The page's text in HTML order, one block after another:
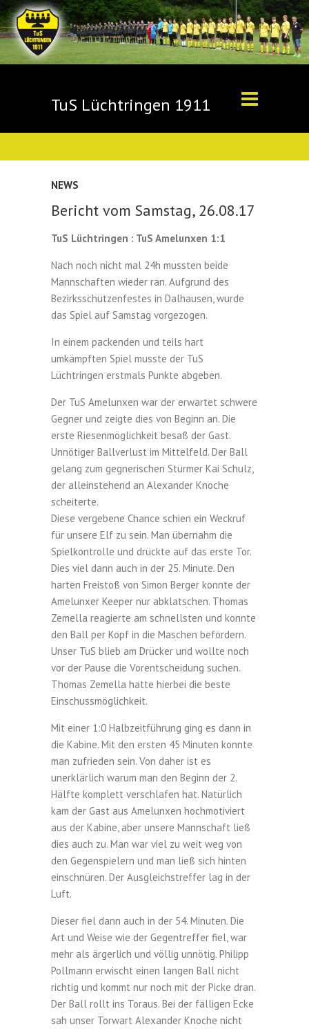
TuS Lüchtringen 1911
NEWS
Bericht vom Samstag, 26.08.17
TuS Lüchtringen : TuS Amelunxen 1:1
Nach noch nicht mal 24h mussten beide
Mannschaften wieder ran. Aufgrund des
Bezirksschützenfestes in Dalhausen, wurde
das Spiel auf Samstag vorgezogen.
In einem packenden und teils hart
umkämpften Spiel musste der TuS
Lüchtringen erstmals Punkte abgeben.
Der TuS Amelunxen war der erwartet schwere
Gegner und zeigte dies von Beginn an. Die
erste Riesenmöglichkeit besaß der Gast.
Unnötiger Ballverlust im Mittelfeld. Der Ball
gelang zum gegnerischen Stürmer Kai Schulz,
der alleinstehend an Alexander Knoche
scheiterte.
Diese vergebene Chance schien ein Weckruf
für unsere Elf zu sein. Man übernahm die
Spielkontrolle und drückte auf das erste Tor.
Dies viel dann auch in der 25. Minute. Den
harten Freistoß von Simon Berger konnte der
Amelunxer Keeper nur abklatschen. Thomas
Zemella reagierte am schnellsten und konnte
den Ball per Kopf in die Maschen befördern.
Unser TuS blieb am Drücker und wollte noch
vor der Pause die Vorentscheidung suchen.
Thomas Zemella hatte hierbei die beste
Einschussmöglichkeit.
Mit einer 1:0 Halbzeitführung ging es dann in
die Kabine. Mit den ersten 45 Minuten konnte
man zufrieden sein. Von daher ist es
unerklärlich warum man den Beginn der 2.
Hälfte komplett verschlafen hat. Natürlich
kam der Gast aus Amelunxen hochmotiviert
aus der Kabine, aber unsere Mannschaft ließ
dies auch zu. Man war viel zu weit weg von
den Gegenspielern und man ließ sich hinten
einschnüren. Der Ausgleichstreffer lag in der
Luft.
Dieser fiel dann auch in der 54. Minuten. Die
Art und Weise wie der Gegentreffer fiel, war
mehr als ärgerlich und völlig unnötig. Philipp
Pollmann erwischt einen langen Ball nicht
richtig und kommt nur noch mit der Picke dran.
Der Ball rollt ins Toraus. Bei der fälligen Ecke
sah unser Torwart Alexander Knoche nicht